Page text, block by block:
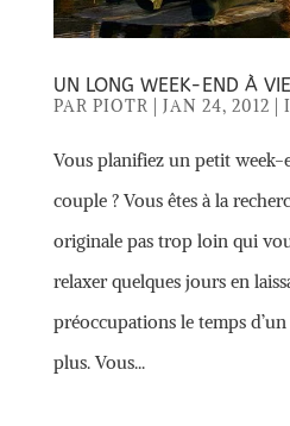
UN LONG WEEK-END À
PAR PIOTR JAN 24, 2012
Vous planifiez un petit week-
couple ? Vous êtes à la
originale pas trop loin qui
relaxer quelques jours en
préoccupations le temps
plus. Vous...